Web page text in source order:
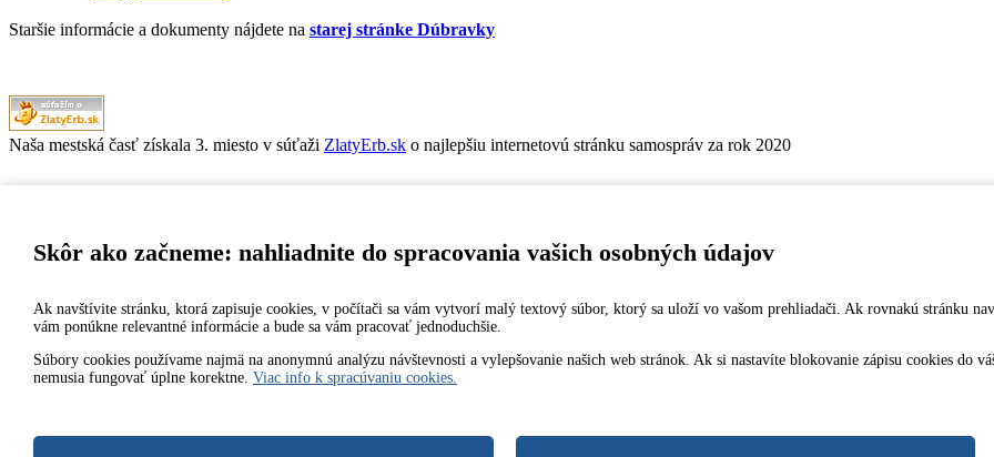
Skôr ako začneme: nahliadnite do spracovania vašich osobných údajov
Ak navštívite stránku, ktorá zapisuje cookies, v počítači sa vám vytvorí malý textový súbor, ktorý sa uloží vo vašom prehliadači. Ak rovnakú stránku
vám ponúkne relevantné informácie a bude sa vám pracovať jednoduchšie.
Súbory cookies používame najmä na anonymnú analýzu návštevnosti a vylepšovanie našich web stránok. Ak si nastavíte blokovanie zápisu cookies do
nemusia fungovať úplne korektne. Viac info k spracúvaniu cookies.
Staršie informácie a dokumenty nájdete na starej stránke Dúbravky
Naša mestská časť získala 3. miesto v súťaži ZlatyErb.sk o najlepšiu internetovú stránku samospráv za rok 2020
Žatevná 2, 844 02 Bratislava
IČO: 00603406
DIČ: 2020919120
IČ DPH: Nie sme platca DPH
Číslo účtu v tvare IBAN: SK31 0200 0000 0000 1012 8032, BIC kód: SUBASKBX